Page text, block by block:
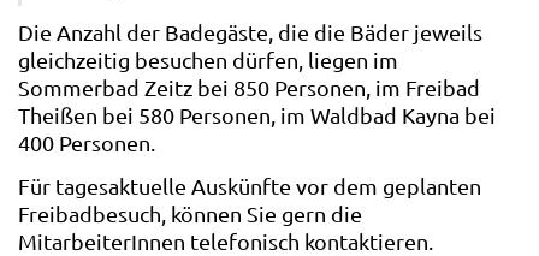
Die Anzahl der Badegäste, die die Bäder jeweils
gleichzeitig besuchen dürfen, liegen im
Sommerbad Zeitz bei 850 Personen, im Freibad
Theißen bei 580 Personen, im Waldbad Kayna bei
400 Personen.
Für tagesaktuelle Auskünfte vor dem geplanten
Freibadbesuch, können Sie gern die
MitarbeiterInnen telefonisch kontaktieren.